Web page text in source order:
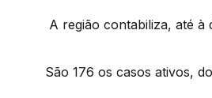
A região contabiliza, até à
São 176 os casos ativos,